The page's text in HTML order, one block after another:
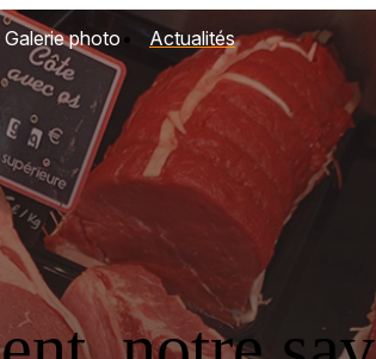
Galerie photo Actualités